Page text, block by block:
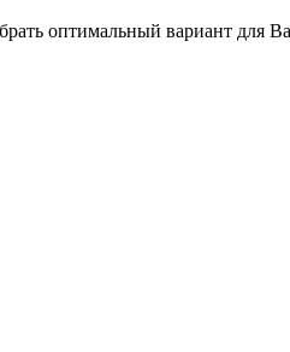
оптимальный вариант для